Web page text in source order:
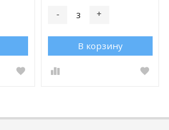
- +
В корзину